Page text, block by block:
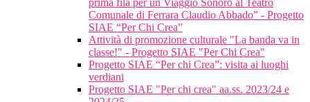
prima fila per un Viaggio Sonoro al Teatro
Comunale di Ferrara Claudio Abbado” - Progetto
SIAE “Per Chi Crea”
Attività di promozione culturale "La banda va in
classe!" - Progetto SIAE "Per Chi Crea"
Progetto SIAE “Per chi Crea”: visita ai luoghi
verdiani
Progetto SIAE "Per chi crea" aa.ss. 2023/24 e